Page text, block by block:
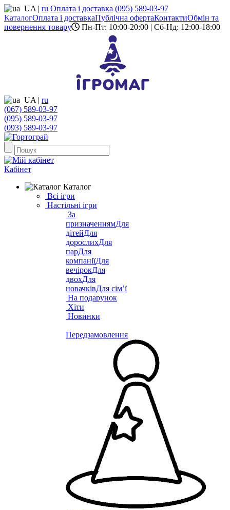
UA | ru Оплата і доставка (095) 589-03-97
КаталогОплата і доставкаПублічна офертаКонтактиОбмін та
повернення товару
Пн-Пт: 10:00-20:00 | Сб-Нд: 12:00-18:00
UA | ru
(067) 589-03-97
(095) 589-03-97
(093) 589-03-97
Кабінет
Каталог
Всі ігри
Настільні ігри
За
призначеннямДля
дітейДля
дорослихДля
парДля
компаніїДля
вечірокДля
двохДля
новачківДля сім’ї
На подарунок
Хіти
Новинки
Передзамовлення